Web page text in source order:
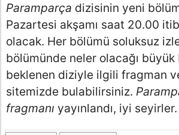
Paramparça dizisinin yeni
Pazartesi akşamı saat 20.00
olacak. Her bölümü soluksuz
bölümünde neler olacağı
beklenen diziyle ilgili fragman
sitemizde bulabilirsiniz.
fragmanı yayınlandı, iyi seyirler.